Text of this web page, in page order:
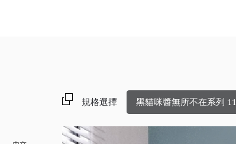
規格選擇 黑貓咪醬無所不在系列 11